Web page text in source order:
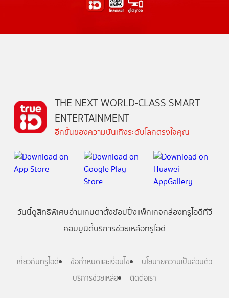
THE NEXT WORLD-CLASS SMART
ENTERTAINMENT
อีกขั้นของความบันเทิงระดับโลกตรงใจคุณ
วันนี้ดูสิทธิพิเศษอ่านเกมตาตั้งช้อปปิ้งแพ็กเกจกล่องทรูไอดีทีวี
คอมมูนิตี้บริการช่วยเหลือทรูไอดี
เกี่ยวกับทรูไอดี ข้อกำหนดและเงื่อนไข
นโยบายความเป็นส่วนตัว
บริการช่วยเหลือ
ติดต่อเรา